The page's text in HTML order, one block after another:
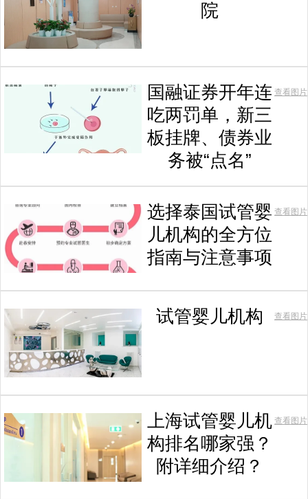
院
国融证券开年连
吃两罚单，新三
板挂牌、债券业
务被“点名”
查看图片
选择泰国试管婴
儿机构的全方位
指南与注意事项
查看图片
试管婴儿机构 查看图片
上海试管婴儿机
构排名哪家强？
附详细介绍？
查看图片